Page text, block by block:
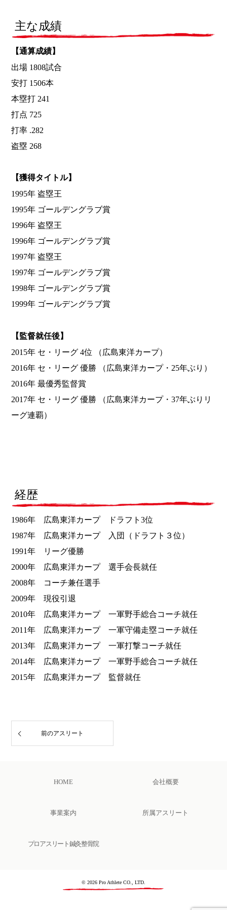
主な成績
【通算成績】
出場 1808試合
安打 1506本
本塁打 241
打点 725
打率 .282
盗塁 268
【獲得タイトル】
1995年 盗塁王
1995年 ゴールデングラブ賞
1996年 盗塁王
1996年 ゴールデングラブ賞
1997年 盗塁王
1997年 ゴールデングラブ賞
1998年 ゴールデングラブ賞
1999年 ゴールデングラブ賞
【監督就任後】
2015年 セ・リーグ 4位 （広島東洋カープ）
2016年 セ・リーグ 優勝 （広島東洋カープ・25年ぶり）
2016年 最優秀監督賞
2017年 セ・リーグ 優勝 （広島東洋カープ・37年ぶりリ
ーグ連覇）
経歴
1986年 広島東洋カープ ドラフト3位
1987年 広島東洋カープ 入団（ドラフト３位）
1991年 リーグ優勝
2000年 広島東洋カープ 選手会長就任
2008年 コーチ兼任選手
2009年 現役引退
2010年 広島東洋カープ 一軍野手総合コーチ就任
2011年 広島東洋カープ 一軍守備走塁コーチ就任
2013年 広島東洋カープ 一軍打撃コーチ就任
2014年 広島東洋カープ 一軍野手総合コーチ就任
2015年 広島東洋カープ 監督就任
前のアスリート
HOME 会社概要
事業案内 所属アスリート
プロアスリート鍼灸整骨院
© 2026 Pro Athlete CO., LTD.